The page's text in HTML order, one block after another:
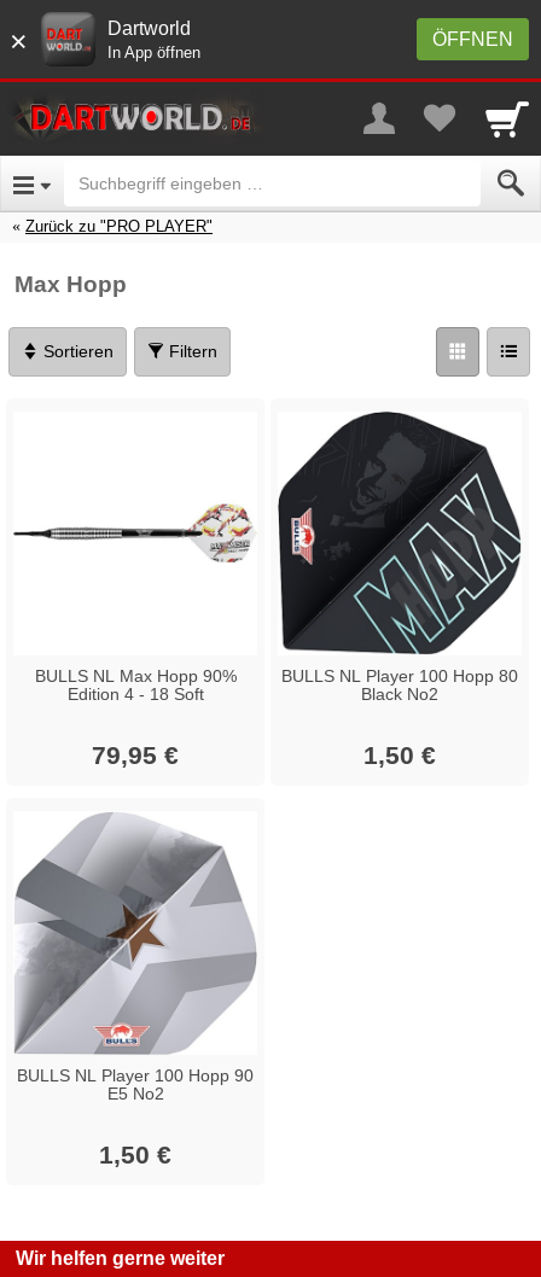
× ÖFFNEN
Dartworld
In App öffnen
Zurück zu "PRO PLAYER"
Max Hopp
Sortieren Filtern
BULLS NL Max Hopp 90%
Edition 4 - 18 Soft
79,95 €
BULLS NL Player 100 Hopp 80
Black No2
1,50 €
BULLS NL Player 100 Hopp 90
E5 No2
1,50 €
Wir helfen gerne weiter